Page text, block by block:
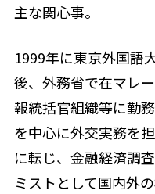
主な関心事。
1999年に東京外国語
後、外務省で在マレ
報統括官組織等に勤
を中心に外交実務を
に転じ、金融経済調
ミストとして国内外